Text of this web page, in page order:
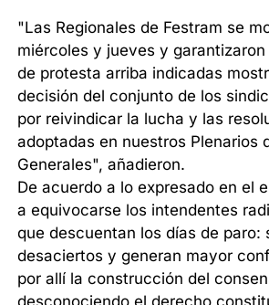
"Las Regionales de Festram se
miércoles y jueves y
de protesta arriba indicadas
decisión del conjunto de los
por reivindicar la lucha y las
adoptadas en nuestros Plenarios
Generales", añadieron.
De acuerdo a lo expresado en el
a equivocarse los intendentes
que descuentan los días de paro:
desaciertos y generan mayor
por allí la construcción del